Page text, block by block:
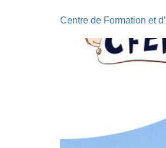
Centre de Formation et